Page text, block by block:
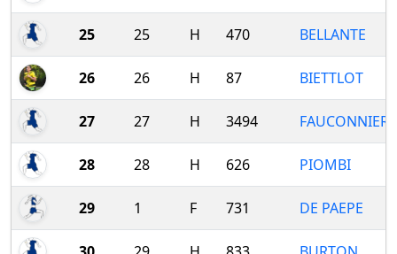
25 25 H 470 BELLANTE
26 26 H 87 BIETTLOT
27 27 H 3494 FAUCONNIER
28 28 H 626 PIOMBI
29 1 F 731 DE PAEPE